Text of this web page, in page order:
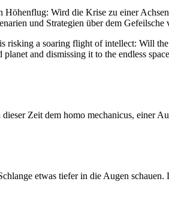
Wird die Krise zu einer
und Strategien über dem Gefeilsche
a soaring flight of intellect: Will
and dismissing it to the endless
Zeit dem homo mechanicus, einer
etwas tiefer in die Augen